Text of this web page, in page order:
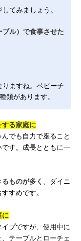
てみましょう。
ブル）で食事させた
ますね。ベビーチ
類があります。
る家庭に
でも自力で座ること
す。成長とともに一
ものが多く
、ダイニ
すめです。
に
プですが、使用中に
テーブルとローチェ